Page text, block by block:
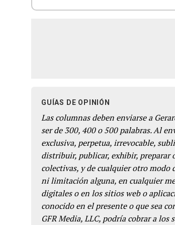
GUÍAS DE OPINIÓN
Las columnas deben enviarse a
ser de 300, 400 o 500 palabras. Al
exclusiva, perpetua, irrevocable,
distribuir, publicar, exhibir, preparar
colectivas, y de cualquier otro
ni limitación alguna, en cualquier
digitales o en los sitios web o
conocido en el presente o que sea
GFR Media, LLC, podría cobrar a